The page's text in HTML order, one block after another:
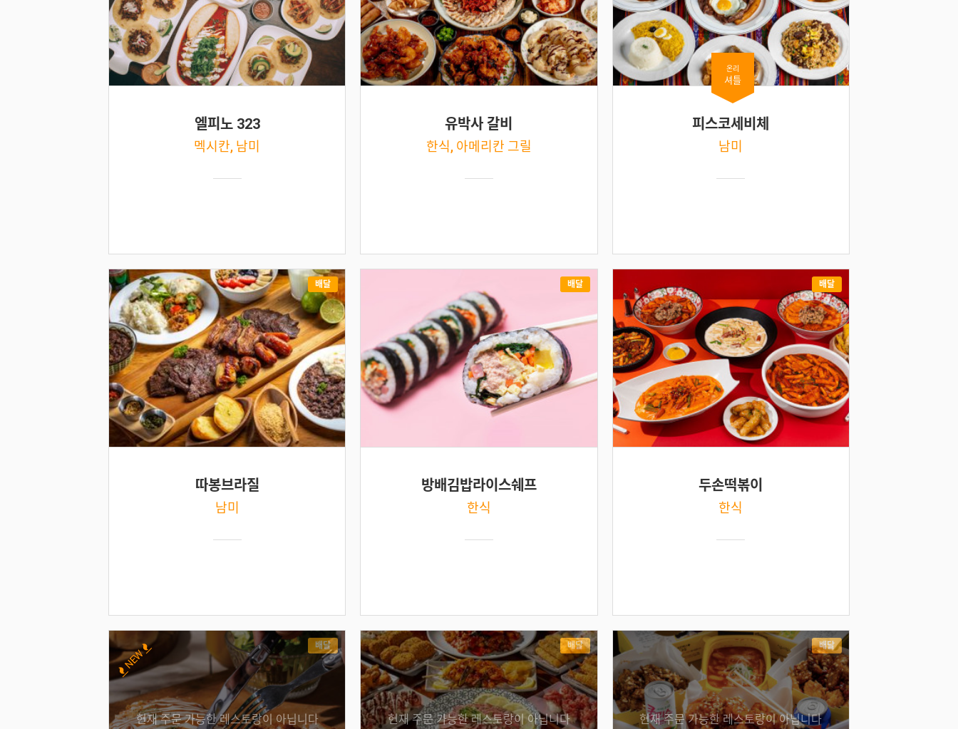
엘피노 323
멕시칸, 남미
유박사 갈비
한식, 아메리칸 그릴
온리
셔틀
피스코세비체
남미
배달
따봉브라질
남미
배달
방배김밥라이스쉐프
한식
배달
두손떡볶이
한식
배달
현재 주문 가능한 레스토랑이 아닙니다
NEW
배달
현재 주문 가능한 레스토랑이 아닙니다
배달
현재 주문 가능한 레스토랑이 아닙니다